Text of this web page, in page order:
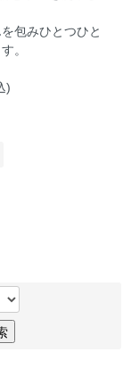
包みひとつひと
。
)